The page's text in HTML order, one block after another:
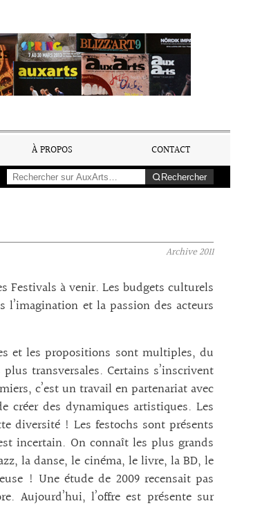
À PROPOS
CONTACT
Rechercher
Archive2011
Festivals à venir. Les budgets culturels
et la passion des acteurs
et les propositions sont multiples, du
transversales. Certains s’inscrivent
c’est un travail en partenariat avec
créer des dynamiques artistiques. Les
diversité ! Les festochs sont présents
incertain. On connaît les plus grands
la danse, le cinéma, le livre, la BD, le
! Une étude de 2009 recensait pas
Aujourd’hui, l’offre est présente sur